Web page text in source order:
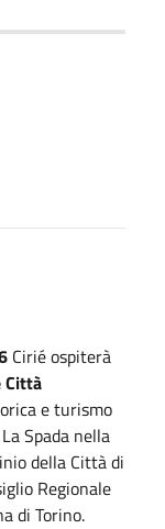
Cirié ospiterà
Città
e turismo
Spada nella
della Città di
Regionale
di Torino.